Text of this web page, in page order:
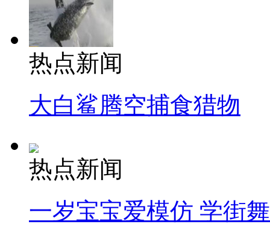
热点新闻
大白鲨腾空捕食猎物
热点新闻
一岁宝宝爱模仿 学街